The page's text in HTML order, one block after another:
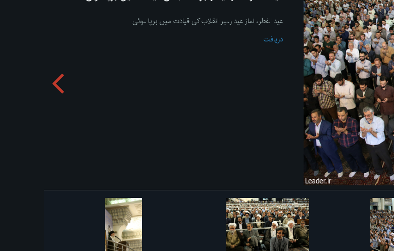
عید الفطر، نماز عید رہبر انقلاب کی قیادت میں برپا ہوئی
دریافت